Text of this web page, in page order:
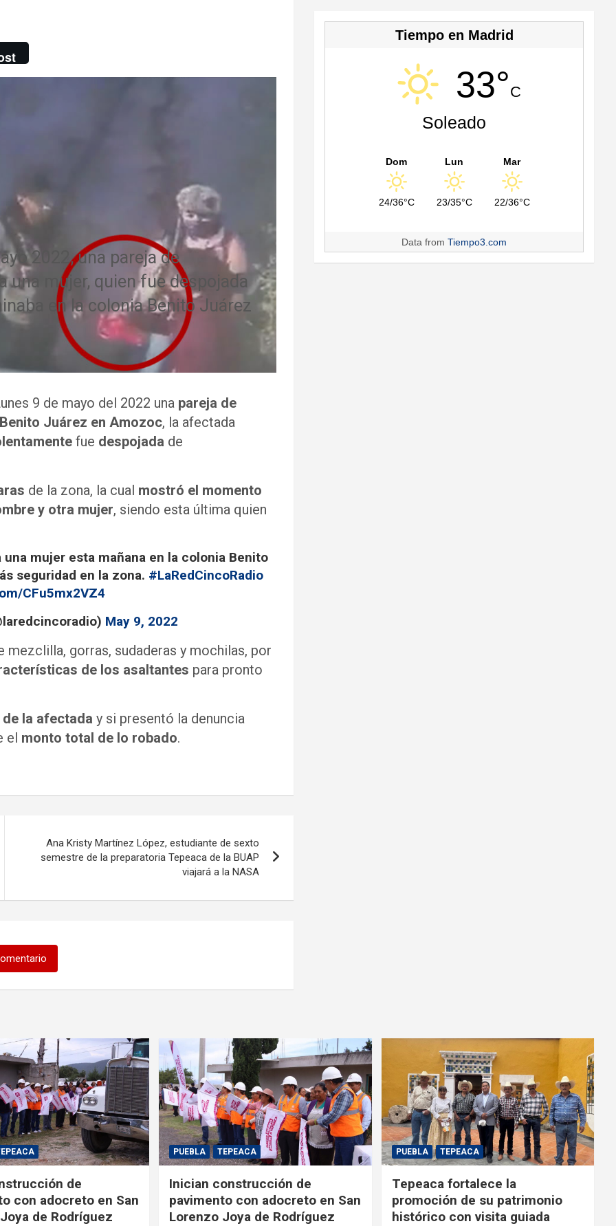
2022, una pareja de
una mujer, quien fue despojada
en la colonia Benito Juárez
9 de mayo del 2022 una pareja de
Juárez en Amozoc, la afectada
fue despojada de
de la zona, la cual mostró el momento
y otra mujer, siendo esta última quien
mujer esta mañana en la colonia Benito
seguridad en la zona. #LaRedCincoRadio
CFu5mx2VZ4
May 9, 2022
mezclilla, gorras, sudaderas y mochilas, por
de los asaltantes para pronto
la afectada y si presentó la denuncia
el monto total de lo robado.
Ana Kristy Martínez López, estudiante de sexto
semestre de la preparatoria Tepeaca de la BUAP
viajará a la NASA
Tiempo en Madrid
33°C
Soleado
Dom
24/36°C
Lun
23/35°C
Mar
22/36°C
Data fromTiempo3.com
de
con adocreto en San
de Rodríguez
PUEBLA TEPEACA
Inician construcción de
pavimento con adocreto en San
Lorenzo Joya de Rodríguez
PUEBLA TEPEACA
Tepeaca fortalece la
promoción de su patrimonio
histórico con visita guiada